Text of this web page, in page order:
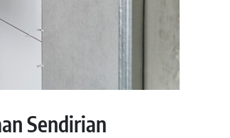
Sendirian